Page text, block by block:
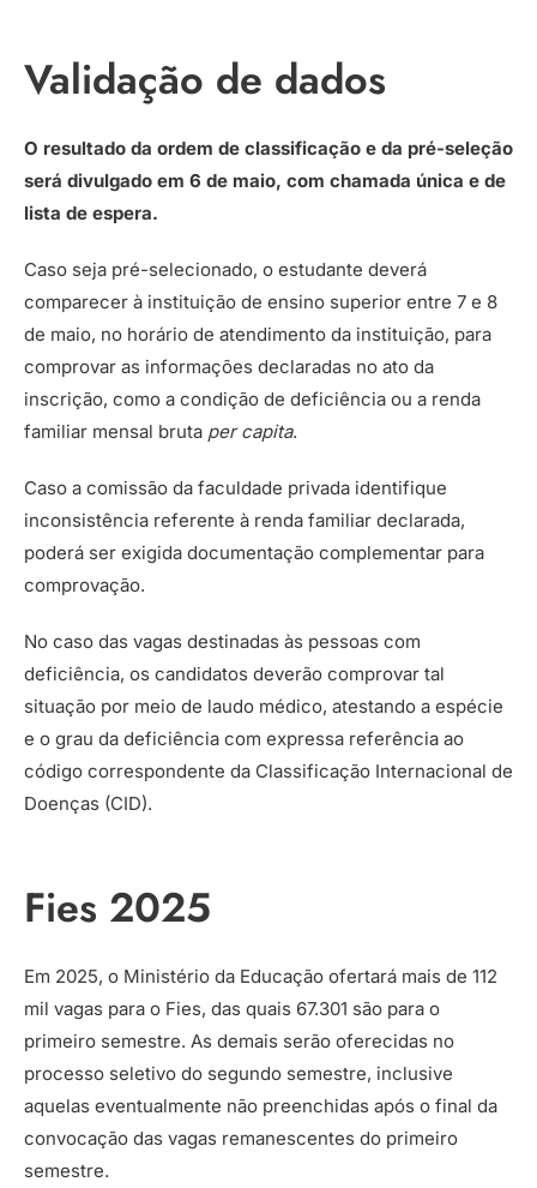
Validação de dados
O resultado da ordem de classificação e da pré-seleção
será divulgado em 6 de maio, com chamada única e de
lista de espera.
Caso seja pré-selecionado, o estudante deverá
comparecer à instituição de ensino superior entre 7 e 8
de maio, no horário de atendimento da instituição, para
comprovar as informações declaradas no ato da
inscrição, como a condição de deficiência ou a renda
familiar mensal bruta per capita.
Caso a comissão da faculdade privada identifique
inconsistência referente à renda familiar declarada,
poderá ser exigida documentação complementar para
comprovação.
No caso das vagas destinadas às pessoas com
deficiência, os candidatos deverão comprovar tal
situação por meio de laudo médico, atestando a espécie
e o grau da deficiência com expressa referência ao
código correspondente da Classificação Internacional de
Doenças (CID).
Fies 2025
Em 2025, o Ministério da Educação ofertará mais de 112
mil vagas para o Fies, das quais 67.301 são para o
primeiro semestre. As demais serão oferecidas no
processo seletivo do segundo semestre, inclusive
aquelas eventualmente não preenchidas após o final da
convocação das vagas remanescentes do primeiro
semestre.